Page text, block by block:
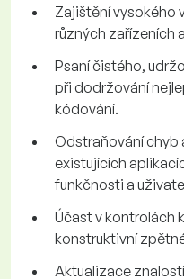
Zajištění vysokého
různých zařízeních
Psaní čistého,
při dodržování
kódování.
Odstraňování chyb
existujících
funkčnosti a
Účast v kontrolách
konstruktivní
Aktualizace